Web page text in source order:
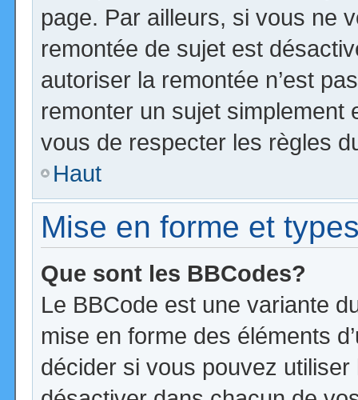
page. Par ailleurs, si vous ne
remontée de sujet est
autoriser la remontée n’est
remonter un sujet
vous de respecter les règles
Haut
Mise en forme et
Que sont les BBCodes?
Le BBCode est une variante
mise en forme des éléments
décider si vous pouvez